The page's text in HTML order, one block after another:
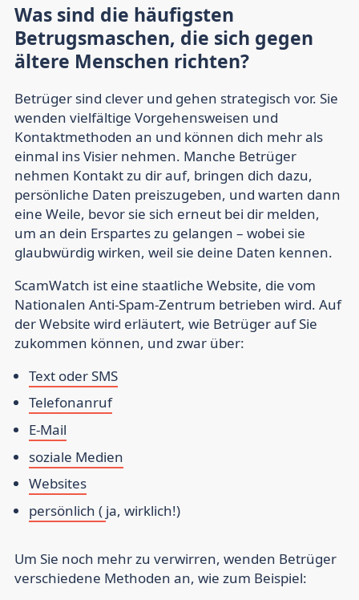
Was sind die häufigsten
Betrugsmaschen, die sich gegen
ältere Menschen richten?
Betrüger sind clever und gehen strategisch vor. Sie
wenden vielfältige Vorgehensweisen und
Kontaktmethoden an und können dich mehr als
einmal ins Visier nehmen. Manche Betrüger
nehmen Kontakt zu dir auf, bringen dich dazu,
persönliche Daten preiszugeben, und warten dann
eine Weile, bevor sie sich erneut bei dir melden,
um an dein Erspartes zu gelangen – wobei sie
glaubwürdig wirken, weil sie deine Daten kennen.
ScamWatch ist eine staatliche Website, die vom
Nationalen Anti-Spam-Zentrum betrieben wird. Auf
der Website wird erläutert, wie Betrüger auf Sie
zukommen können, und zwar über:
Text oder SMS
Telefonanruf
E-Mail
soziale Medien
Websites
persönlich ( ja, wirklich!)
Um Sie noch mehr zu verwirren, wenden Betrüger
verschiedene Methoden an, wie zum Beispiel: